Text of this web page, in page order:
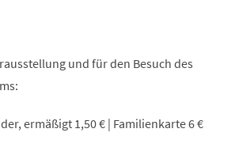
und für den Besuch des
ermäßigt 1,50 € | Familienkarte 6 €